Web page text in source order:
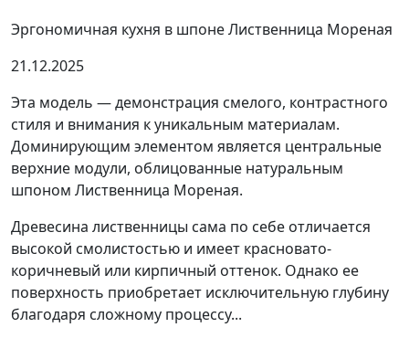
Эргономичная кухня в шпоне Лиственница Мореная
21.12.2025
Эта модель — демонстрация смелого, контрастного
стиля и внимания к уникальным материалам.
Доминирующим элементом является центральные
верхние модули, облицованные натуральным
шпоном Лиственница Мореная.
Древесина лиственницы сама по себе отличается
высокой смолистостью и имеет красновато-
коричневый или кирпичный оттенок. Однако ее
поверхность приобретает исключительную глубину
благодаря сложному процессу...